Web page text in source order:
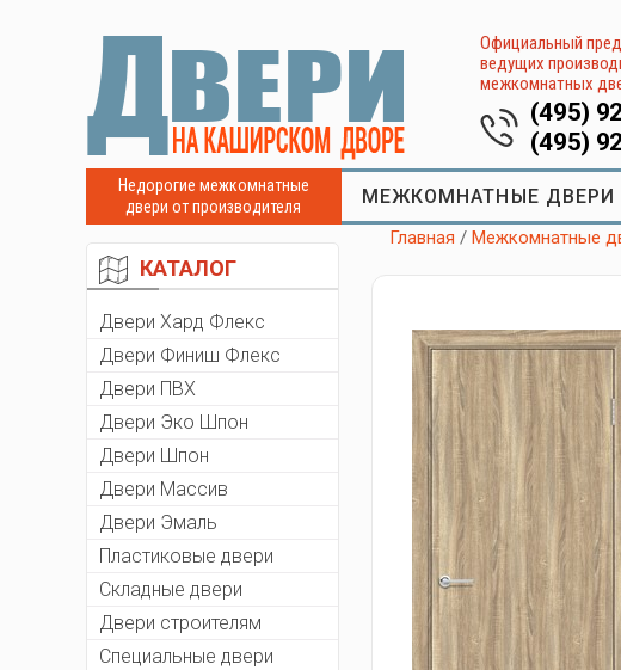
Официальный
ведущих
межкомнатных
(495)
(495)
Недорогие межкомнатные
двери от производителя
МЕЖКОМНАТНЫЕ ДВЕРИ
КАТАЛОГ
Двери Хард Флекс
Двери Финиш Флекс
Двери ПВХ
Двери Эко Шпон
Двери Шпон
Двери Массив
Двери Эмаль
Пластиковые двери
Складные двери
Двери строителям
Специальные двери
Главная /Межкомнатные